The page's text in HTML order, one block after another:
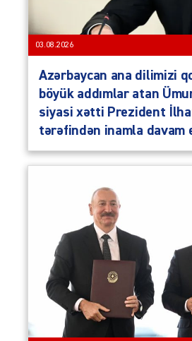
03.08.2026
Azərbaycan ana dilimizi
böyük addımlar atan
siyasi xətti Prezident
tərəfindən inamla